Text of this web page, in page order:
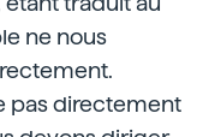
ne nous
pas directement